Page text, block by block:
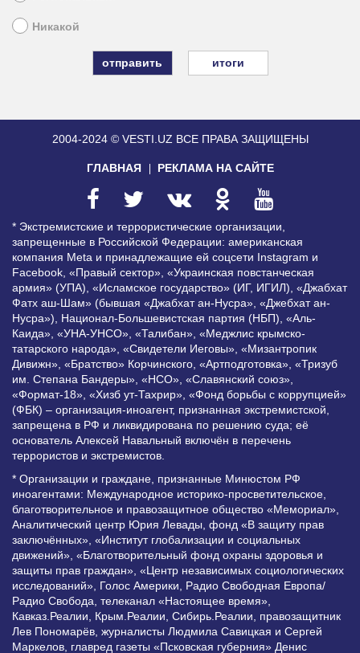
Никакой
итоги
2004-2024 © VESTI.UZ ВСЕ ПРАВА ЗАЩИЩЕНЫ
ГЛАВНАЯ РЕКЛАМА НА САЙТЕ
* Экстремистские и террористические организации,
запрещенные в Российской Федерации: американская
компания Meta и принадлежащие ей соцсети Instagram и
Facebook, «Правый сектор», «Украинская повстанческая
армия» (УПА), «Исламское государство» (ИГ, ИГИЛ), «Джабхат
Фатх аш-Шам» (бывшая «Джабхат ан-Нусра», «Джебхат ан-
Нусра»), Национал-Большевистская партия (НБП), «Аль-
Каида», «УНА-УНСО», «Талибан», «Меджлис крымско-
татарского народа», «Свидетели Иеговы», «Мизантропик
Дивижн», «Братство» Корчинского, «Артподготовка», «Тризуб
им. Степана Бандеры», «НСО», «Славянский союз»,
«Формат-18», «Хизб ут-Тахрир», «Фонд борьбы с коррупцией»
(ФБК) – организация-иноагент, признанная экстремистской,
запрещена в РФ и ликвидирована по решению суда; её
основатель Алексей Навальный включён в перечень
террористов и экстремистов.
* Организации и граждане, признанные Минюстом РФ
иноагентами: Международное историко-просветительское,
благотворительное и правозащитное общество «Мемориал»,
Аналитический центр Юрия Левады, фонд «В защиту прав
заключённых», «Институт глобализации и социальных
движений», «Благотворительный фонд охраны здоровья и
защиты прав граждан», «Центр независимых социологических
исследований», Голос Америки, Радио Свободная Европа/
Радио Свобода, телеканал «Настоящее время»,
Кавказ.Реалии, Крым.Реалии, Сибирь.Реалии, правозащитник
Лев Пономарёв, журналисты Людмила Савицкая и Сергей
Маркелов, главред газеты «Псковская губерния» Денис